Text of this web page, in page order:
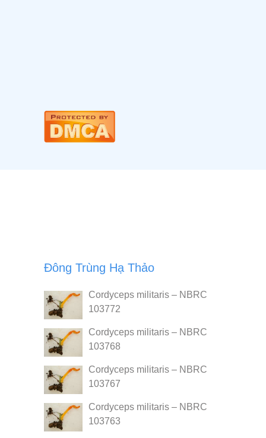
Đông Trùng Hạ Thảo
Cordyceps militaris – NBRC
103772
Cordyceps militaris – NBRC
103768
Cordyceps militaris – NBRC
103767
Cordyceps militaris – NBRC
103763